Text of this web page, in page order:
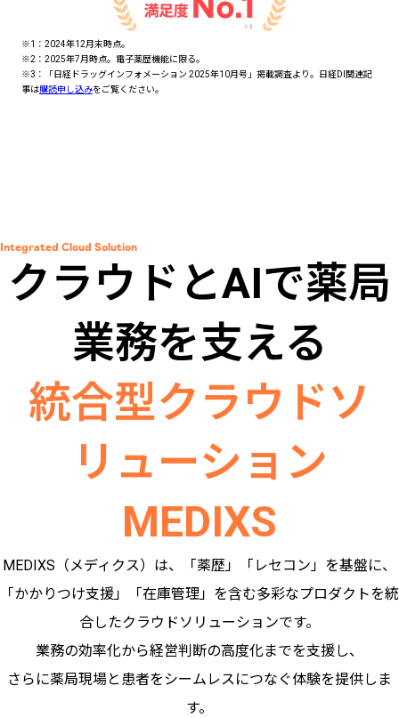
※1：2024年12月末時点。
※2：2025年7月時点。電子薬歴機能に限る。
※3：「日経ドラッグインフォメーション 2025年10月号」掲載調査より。日経DI関連記
事は購読申し込みをご覧ください。
Integrated Cloud Solution
クラウドとAIで薬局
業務を支える
統合型クラウドソ
リューション
MEDIXS
MEDIXS（メディクス）は、「薬歴」「レセコン」を基盤に、
「かかりつけ支援」「在庫管理」を含む多彩なプロダクトを統
合したクラウドソリューションです。
業務の効率化から経営判断の高度化までを支援し、
さらに薬局現場と患者をシームレスにつなぐ体験を提供しま
す。